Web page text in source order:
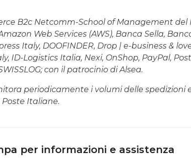
B2c Netcomm-School of Management
Web Services (AWS), Banca Sella,
Italy, DOOFINDER, Drop | e-business &
ID-Logistics Italia, Nexi, OnShop, PayPal,
con il patrocinio di Alsea.
periodicamente i volumi delle spedizioni
Italiane.
per informazioni e assistenza